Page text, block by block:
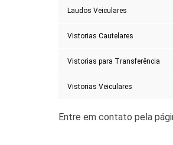
Laudos Veiculares
Vistorias Cautelares
Vistorias para Transferência
Vistorias Veiculares